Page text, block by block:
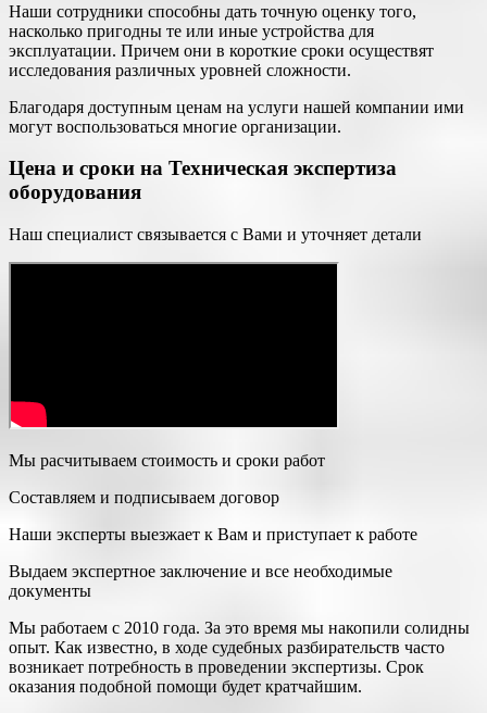
Наши сотрудники способны дать точную оценку того,
насколько пригодны те или иные устройства для
эксплуатации. Причем они в короткие сроки осуществят
исследования различных уровней сложности.
Благодаря доступным ценам на услуги нашей компании ими
могут воспользоваться многие организации.
Цена и сроки на Техническая экспертиза
оборудования
Наш специалист связывается с Вами и уточняет детали
Мы расчитываем стоимость и сроки работ
Составляем и подписываем договор
Наши эксперты выезжает к Вам и приступает к работе
Выдаем экспертное заключение и все необходимые
документы
Мы работаем с 2010 года. За это время мы накопили солидны
опыт. Как известно, в ходе судебных разбирательств часто
возникает потребность в проведении экспертизы. Срок
оказания подобной помощи будет кратчайшим.